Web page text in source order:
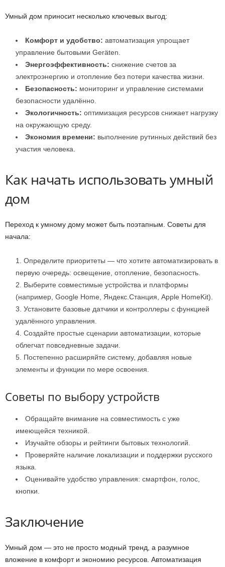
Умный дом приносит несколько ключевых выгод:
Комфорт и удобство: автоматизация упрощает
управление бытовыми Geräten.
Энергоэффективность: снижение счетов за
электроэнергию и отопление без потери качества жизни.
Безопасность: мониторинг и управление системами
безопасности удалённо.
Экологичность: оптимизация ресурсов снижает нагрузку
на окружающую среду.
Экономия времени: выполнение рутинных действий без
участия человека.
Как начать использовать умный
дом
Переход к умному дому может быть поэтапным. Советы для
начала:
Определите приоритеты — что хотите автоматизировать в
первую очередь: освещение, отопление, безопасность.
Выберите совместимые устройства и платформы
(например, Google Home, Яндекс.Станция, Apple HomeKit).
Установите базовые датчики и контроллеры с функцией
удалённого управления.
Создайте простые сценарии автоматизации, которые
облегчат повседневные задачи.
Постепенно расширяйте систему, добавляя новые
элементы и функции по мере освоения.
Советы по выбору устройств
Обращайте внимание на совместимость с уже
имеющейся техникой.
Изучайте обзоры и рейтинги бытовых технологий.
Проверяйте наличие локализации и поддержки русского
языка.
Оценивайте удобство управления: смартфон, голос,
кнопки.
Заключение
Умный дом — это не просто модный тренд, а разумное
вложение в комфорт и экономию ресурсов. Автоматизация